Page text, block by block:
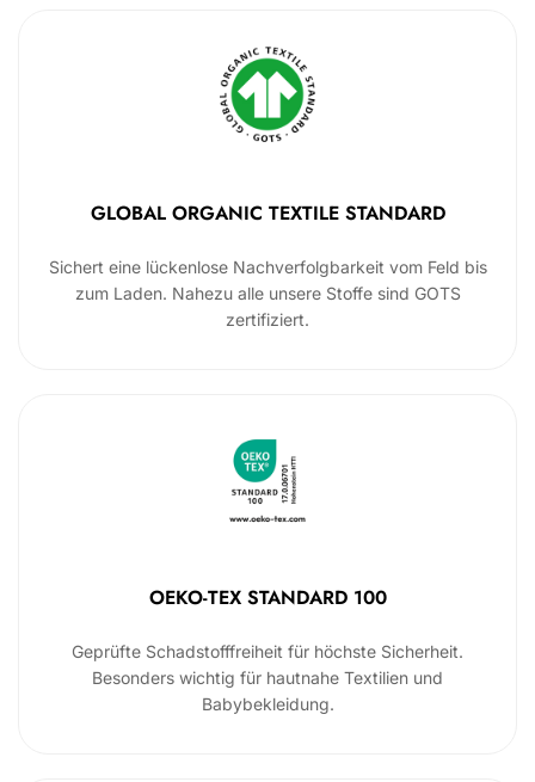
GLOBAL ORGANIC TEXTILE STANDARD
Sichert eine lückenlose Nachverfolgbarkeit vom Feld bis
zum Laden. Nahezu alle unsere Stoffe sind GOTS
zertifiziert.
OEKO-TEX STANDARD 100
Geprüfte Schadstofffreiheit für höchste Sicherheit.
Besonders wichtig für hautnahe Textilien und
Babybekleidung.